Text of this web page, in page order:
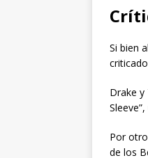
Si bien
Drake
Por
de los